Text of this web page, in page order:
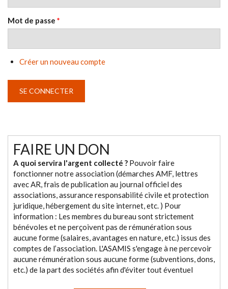
Mot de passe *
Créer un nouveau compte
FAIRE UN DON
A quoi servira l'argent collecté ? Pouvoir faire
fonctionner notre association (démarches AMF, lettres
avec AR, frais de publication au journal officiel des
associations, assurance responsabilité civile et protection
juridique, hébergement du site internet, etc. ) Pour
information : Les membres du bureau sont strictement
bénévoles et ne perçoivent pas de rémunération sous
aucune forme (salaires, avantages en nature, etc.) issus des
comptes de l’association. L'ASAMIS s'engage à ne percevoir
aucune rémunération sous aucune forme (subventions, dons,
etc.) de la part des sociétés afin d'éviter tout éventuel